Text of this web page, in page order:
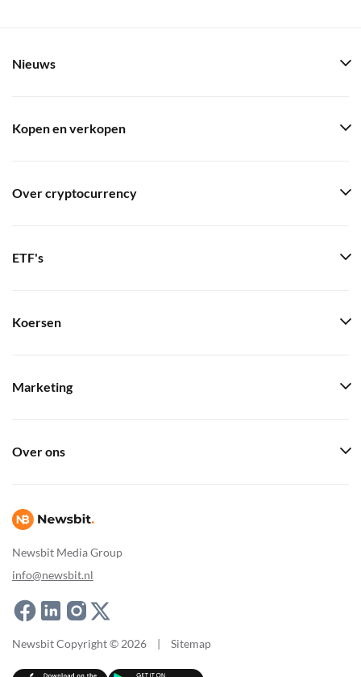
Newsbit Media Group
info@newsbit.nl
Nieuws
Kopen en verkopen
Over cryptocurrency
ETF's
Koersen
Marketing
Over ons
Newsbit Copyright © 2026 | Sitemap